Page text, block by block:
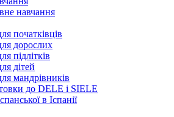
навчання
початківців
дорослих
підлітків
дітей
мандрівників
до DELE і SIELE
в Іспанії